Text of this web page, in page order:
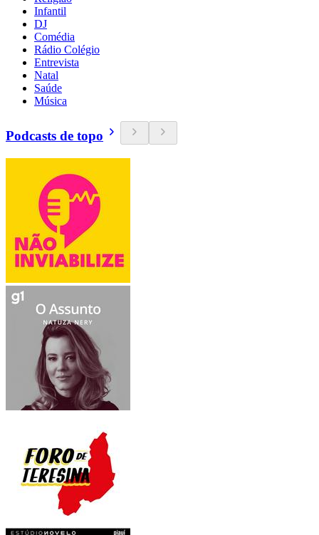
Infantil
DJ
Comédia
Rádio Colégio
Entrevista
Natal
Saúde
Música
Podcasts de topo